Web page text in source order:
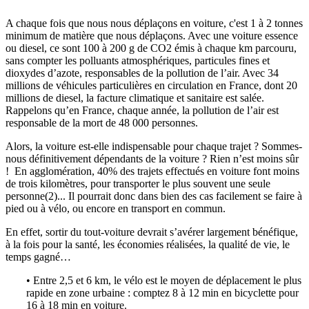
A chaque fois que nous nous déplaçons en voiture, c'est 1 à 2 tonnes
minimum de matière que nous déplaçons. Avec une voiture essence
ou diesel, ce sont 100 à 200 g de CO2 émis à chaque km parcouru,
sans compter les polluants atmosphériques, particules fines et
dioxydes d’azote, responsables de la pollution de l’air. Avec 34
millions de véhicules particulières en circulation en France, dont 20
millions de diesel, la facture climatique et sanitaire est salée.
Rappelons qu’en France, chaque année, la pollution de l’air est
responsable de la mort de 48 000 personnes.
Alors, la voiture est-elle indispensable pour chaque trajet ? Sommes-
nous définitivement dépendants de la voiture ? Rien n’est moins sûr
! En agglomération, 40% des trajets effectués en voiture font moins
de trois kilomètres, pour transporter le plus souvent une seule
personne(2)... Il pourrait donc dans bien des cas facilement se faire à
pied ou à vélo, ou encore en transport en commun.
En effet, sortir du tout-voiture devrait s’avérer largement bénéfique,
à la fois pour la santé, les économies réalisées, la qualité de vie, le
temps gagné…
• Entre 2,5 et 6 km, le vélo est le moyen de déplacement le plus
rapide en zone urbaine : comptez 8 à 12 min en bicyclette pour
16 à 18 min en voiture.